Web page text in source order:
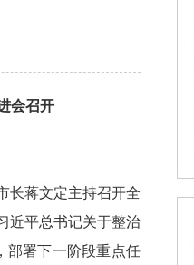
会召开
长蒋文定主持召开全
近平总书记关于整治
部署下一阶段重点任